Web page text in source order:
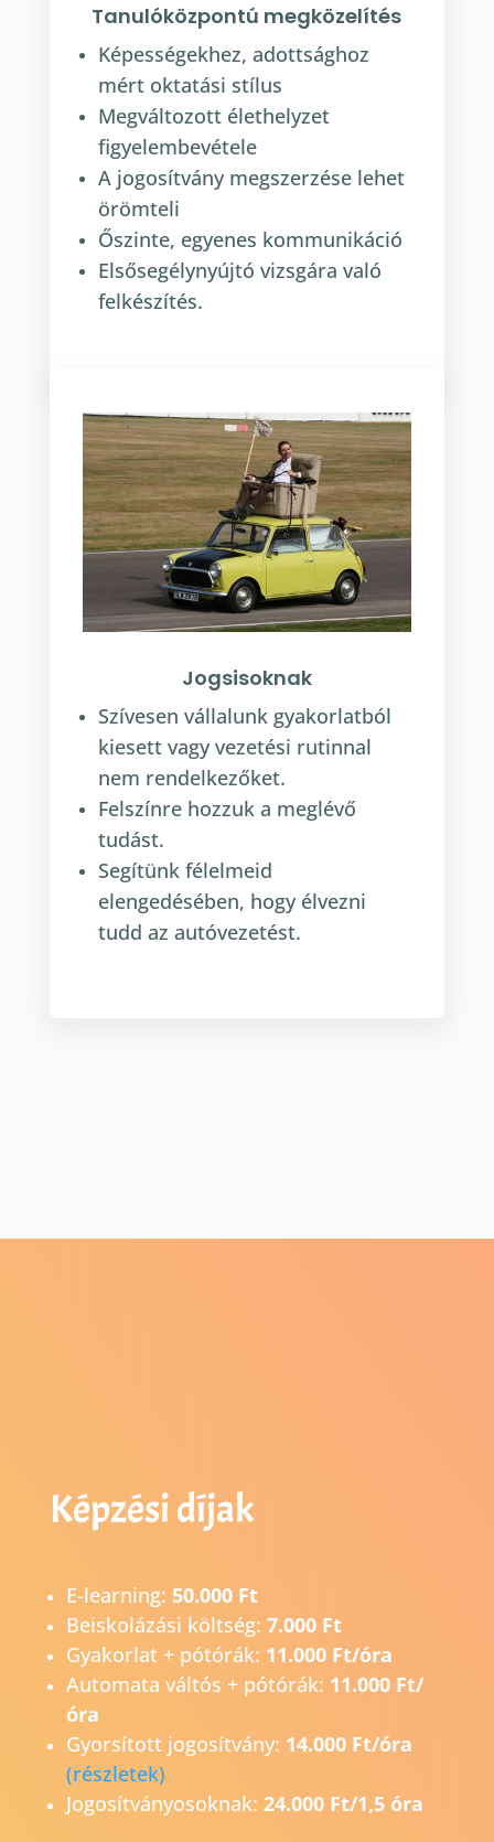
Tanulóközpontú megközelítés
Képességekhez, adottsághoz
mért oktatási stílus
Megváltozott élethelyzet
figyelembevétele
A jogosítvány megszerzése lehet
örömteli
Őszinte, egyenes kommunikáció
Elsősegélynyújtó vizsgára való
felkészítés.
Jogsisoknak
Szívesen vállalunk gyakorlatból
kiesett vagy vezetési rutinnal
nem rendelkezőket.
Felszínre hozzuk a meglévő
tudást.
Segítünk félelmeid
elengedésében, hogy élvezni
tudd az autóvezetést.
Képzési díjak
E-learning: 50.000 Ft
Beiskolázási költség: 7.000 Ft
Gyakorlat + pótórák: 11.000 Ft/óra
Automata váltós + pótórák: 11.000 Ft/
óra
Gyorsított jogosítvány: 14.000 Ft/óra
(részletek)
Jogosítványosoknak: 24.000 Ft/1,5 óra